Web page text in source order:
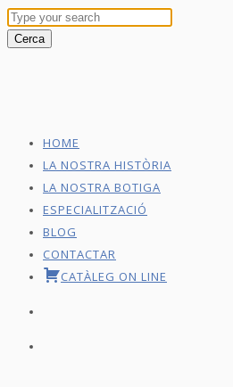
HOME
LA NOSTRA HISTÒRIA
LA NOSTRA BOTIGA
ESPECIALITZACIÓ
BLOG
CONTACTAR
CATÀLEG ON LINE